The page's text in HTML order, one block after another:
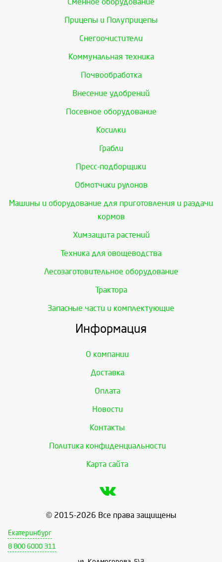
Сменное оборудование
Прицепы и Полуприцепы
Снегоочистители
Коммунальная техника
Почвообработка
Внесение удобрений
Посевное оборудование
Косилки
Грабли
Пресс-подборщики
Обмотчики рулонов
Машины и оборудование для приготовления и раздачи
кормов
Химзащита растений
Техника для овощеводства
Лесозаготовительное оборудование
Трактора
Запасные части и комплектующие
Информация
О компании
Доставка
Оплата
Новости
Контакты
Политика конфиденциальности
Карта сайта
© 2015-2026 Все права защищены
Екатеринбург
8 800 6000 311